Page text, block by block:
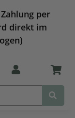
per
direkt im